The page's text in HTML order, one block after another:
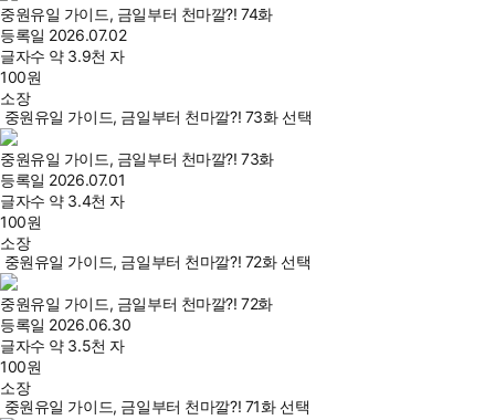
중원유일 가이드, 금일부터 천마깔?! 74화
등록일 2026.07.02
글자수 약 3.9천 자
100원
소장
중원유일 가이드, 금일부터 천마깔?! 73화 선택
중원유일 가이드, 금일부터 천마깔?! 73화
등록일 2026.07.01
글자수 약 3.4천 자
100원
소장
중원유일 가이드, 금일부터 천마깔?! 72화 선택
중원유일 가이드, 금일부터 천마깔?! 72화
등록일 2026.06.30
글자수 약 3.5천 자
100원
소장
중원유일 가이드, 금일부터 천마깔?! 71화 선택